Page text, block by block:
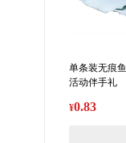
单条装无痕
活动伴手礼
¥0.83